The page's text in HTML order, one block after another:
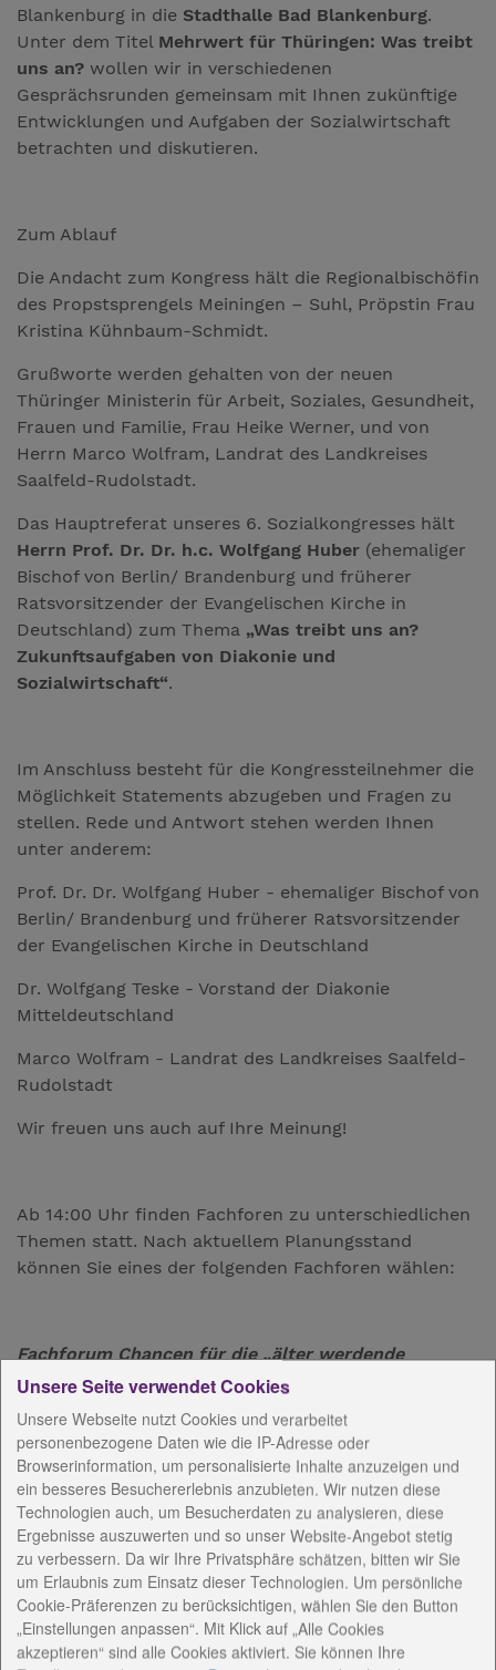
Blankenburg in die Stadthalle Bad Blankenburg.
Unter dem Titel Mehrwert für Thüringen: Was treibt
uns an? wollen wir in verschiedenen
Gesprächsrunden gemeinsam mit Ihnen zukünftige
Entwicklungen und Aufgaben der Sozialwirtschaft
betrachten und diskutieren.
Zum Ablauf
Die Andacht zum Kongress hält die Regionalbischöfin
des Propstsprengels Meiningen – Suhl, Pröpstin Frau
Kristina Kühnbaum-Schmidt.
Grußworte werden gehalten von der neuen
Thüringer Ministerin für Arbeit, Soziales, Gesundheit,
Frauen und Familie, Frau Heike Werner, und von
Herrn Marco Wolfram, Landrat des Landkreises
Saalfeld-Rudolstadt.
Das Hauptreferat unseres 6. Sozialkongresses hält
Herrn Prof. Dr. Dr. h.c. Wolfgang Huber (ehemaliger
Bischof von Berlin/ Brandenburg und früherer
Ratsvorsitzender der Evangelischen Kirche in
Deutschland) zum Thema „Was treibt uns an?
Zukunftsaufgaben von Diakonie und
Sozialwirtschaft“.
Im Anschluss besteht für die Kongressteilnehmer die
Möglichkeit Statements abzugeben und Fragen zu
stellen. Rede und Antwort stehen werden Ihnen
unter anderem:
Prof. Dr. Dr. Wolfgang Huber - ehemaliger Bischof von
Berlin/ Brandenburg und früherer Ratsvorsitzender
der Evangelischen Kirche in Deutschland
Dr. Wolfgang Teske - Vorstand der Diakonie
Mitteldeutschland
Marco Wolfram - Landrat des Landkreises Saalfeld-
Rudolstadt
Wir freuen uns auch auf Ihre Meinung!
Ab 14:00 Uhr finden Fachforen zu unterschiedlichen
Themen statt. Nach aktuellem Planungsstand
können Sie eines der folgenden Fachforen wählen:
Fachforum Chancen für die „älter werdende
Gesellschaft“
Arbeitstitel: Mehrgenerationen– oder Quartiershaus
als Zukunftsmodell und: Wie geht das auf dem Land?
Moderation: Martin Gebhardt -
Geschäftsbereichsleitung Altenhilfe der
Diakoniestiftung
Podium (unter anderem):
Pfarrer Hans-Jürgen Günther – Diakonieverein
Rudolstadt e.V.
Unsere Seite verwendet Cookies
Unsere Webseite nutzt Cookies und verarbeitet
personenbezogene Daten wie die IP-Adresse oder
Browserinformation, um personalisierte Inhalte anzuzeigen und
ein besseres Besuchererlebnis anzubieten. Wir nutzen diese
Technologien auch, um Besucherdaten zu analysieren, diese
Ergebnisse auszuwerten und so unser Website-Angebot stetig
zu verbessern. Da wir Ihre Privatsphäre schätzen, bitten wir Sie
um Erlaubnis zum Einsatz dieser Technologien. Um persönliche
Cookie-Präferenzen zu berücksichtigen, wählen Sie den Button
„Einstellungen anpassen“. Mit Klick auf „Alle Cookies
akzeptieren“ sind alle Cookies aktiviert. Sie können Ihre